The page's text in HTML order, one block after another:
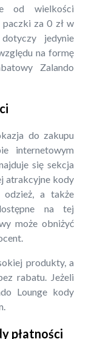
od wielkości
za 0 zł w
jedynie
na formę
Zalando
do zakupu
internetowym
się sekcja
atrakcyjne kody
odzież, a także
na tej
może obniżyć
produkty, a
rabatu. Jeżeli
Lounge kody
płatności